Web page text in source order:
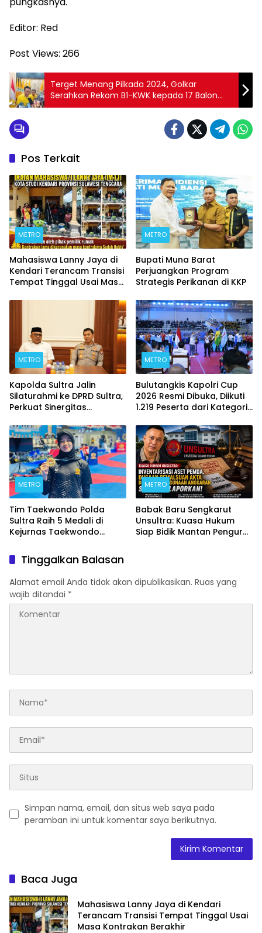
Editor: Red
Post Views: 266
Terget Menang Pilkada 2024, Golkar
Serahkan Rekom B1-KWK kepada 17 Balon
Kepala Daerah se-Sultra
Pos Terkait
METRO
Mahasiswa Lanny Jaya di
Kendari Terancam Transisi
Tempat Tinggal Usai Masa
METRO
Bupati Muna Barat
Perjuangkan Program
Strategis Perikanan di KKP
METRO
Kapolda Sultra Jalin
Silaturahmi ke DPRD Sultra,
Perkuat Sinergitas
Kemajuan Daerah
METRO
Bulutangkis Kapolri Cup
2026 Resmi Dibuka, Diikuti
1.219 Peserta dari Kategori
METRO
Tim Taekwondo Polda
Sultra Raih 5 Medali di
Kejurnas Taekwondo
METRO
Babak Baru Sengkarut
Unsultra: Kuasa Hukum
Siap Bidik Mantan Pengurus
Tinggalkan Balasan
Alamat email Anda tidak akan dipublikasikan. Ruas yang
wajib ditandai *
Simpan nama, email, dan situs web saya pada
peramban ini untuk komentar saya berikutnya.
Baca Juga
Mahasiswa Lanny Jaya di Kendari
Terancam Transisi Tempat Tinggal Usai
Masa Kontrakan Berakhir